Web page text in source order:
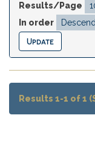
Results/Page
In order
Results 1-1 of 1